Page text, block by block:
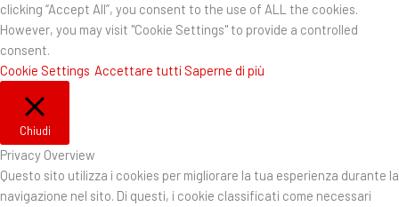
clicking “Accept All”, you consent to the use of ALL the cookies.
However, you may visit "Cookie Settings" to provide a controlled
consent.
Cookie Settings Accettare tutti Saperne di più
Chiudi
Privacy Overview
Questo sito utilizza i cookies per migliorare la tua esperienza durante la
navigazione nel sito. Di questi, i cookie classificati come necessari